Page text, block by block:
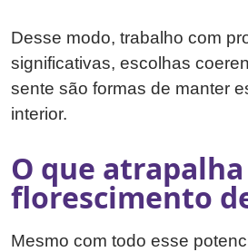
Desse modo, trabalho com
significativas, escolhas
sente são formas de manter
interior.
O que
florescimento
Mesmo com todo esse